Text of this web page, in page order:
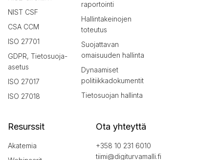
NIST CSF
CSA CCM
ISO 27701
GDPR, Tietosuoja-
asetus
ISO 27017
ISO 27018
raportointi
Hallintakeinojen
toteutus
Suojattavan
omaisuuden hallinta
Dynaamiset
politiikkadokumentit
Tietosuojan hallinta
Resurssit
Akatemia
Ota yhteyttä
+358 10 231 6010
tiimi@digiturvamalli.fi